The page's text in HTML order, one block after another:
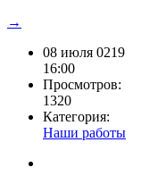
→
08 июля 0219
16:00
Просмотров:
1320
Категория:
Наши работы